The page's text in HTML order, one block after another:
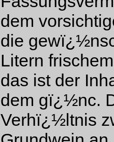
dem
die
Litern
das ist der
dem gï¿½nc.
Verhï¿½ltnis